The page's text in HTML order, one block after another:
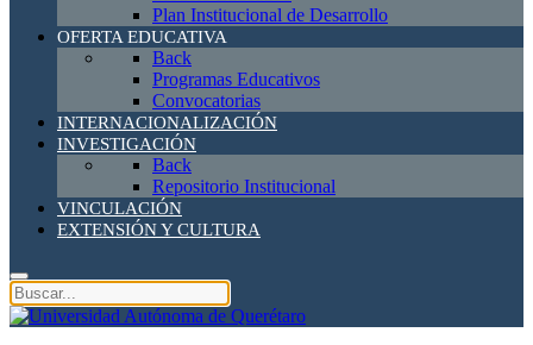
Plan Institucional de Desarrollo
OFERTA EDUCATIVA
Back
Programas Educativos
Convocatorias
INTERNACIONALIZACIÓN
INVESTIGACIÓN
Back
Repositorio Institucional
VINCULACIÓN
EXTENSIÓN Y CULTURA